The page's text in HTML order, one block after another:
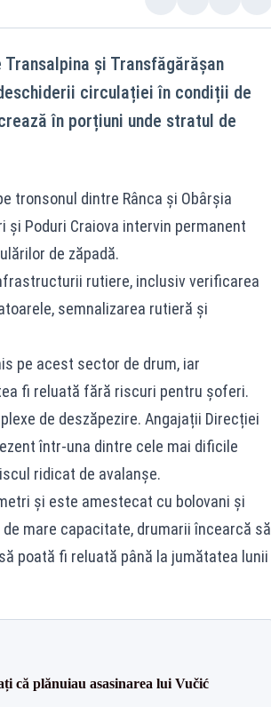
și Transfăgărășan
circulației în condiții de
în porțiuni unde stratul de
tronsonul dintre Rânca și Obârșia
și Poduri Craiova intervin permanent
de zăpadă.
rutiere, inclusiv verificarea
semnalizarea rutieră și
pe acest sector de drum, iar
fi reluată fără riscuri pentru șoferi.
de deszăpezire. Angajații Direcției
într-una dintre cele mai dificile
ridicat de avalanșe.
și este amestecat cu bolovani și
mare capacitate, drumarii încearcă să
poată fi reluată până la jumătatea lunii
că plănuiau asasinarea lui Vučić